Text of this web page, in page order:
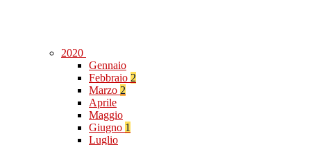
2020
Gennaio
Febbraio 2
Marzo 2
Aprile
Maggio
Giugno 1
Luglio